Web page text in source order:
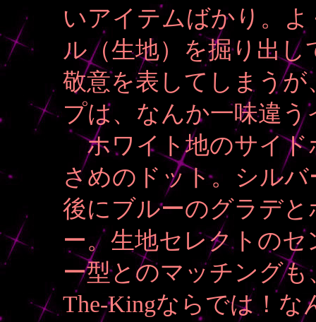
いアイテムばかり。
ル（生地）を掘り出
敬意を表してしまう
プは、なんか一味違
ホワイト地のサイド
さめのドット。シル
後にブルーのグラデ
ー。生地セレクトの
ー型とのマッチング
The-Kingならでは！